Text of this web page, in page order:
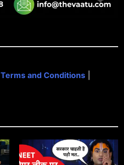
Terms and Conditions